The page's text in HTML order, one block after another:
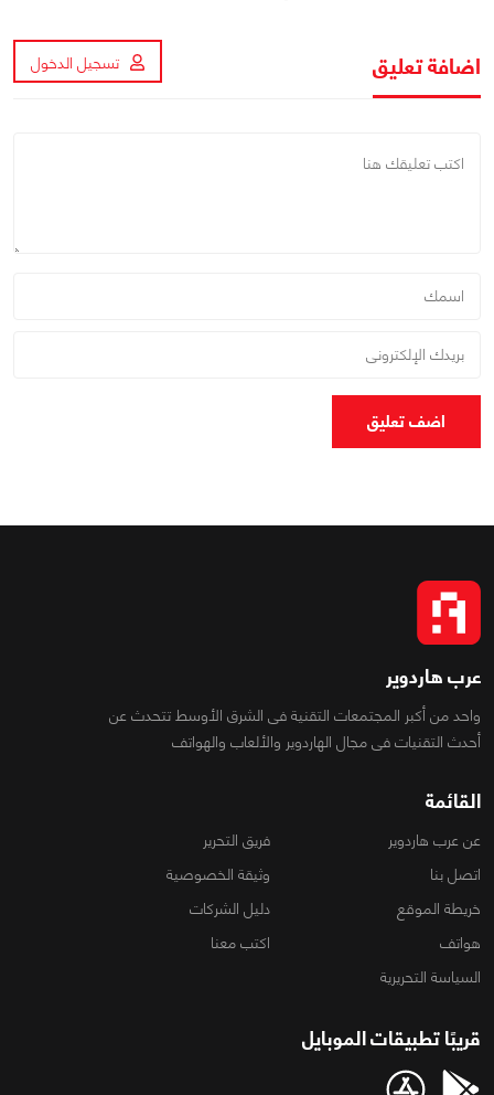
اضافة تعليق تسجيل الدخول
اضف تعليق
عرب هاردوير
واحد من أكبر المجتمعات التقنية فى الشرق الأوسط تتحدث عن
أحدث التقنيات فى مجال الهاردوير والألعاب والهواتف
القائمة
عن عرب هاردوير
فريق التحرير
اتصل بنا
وثيقة الخصوصية
خريطة الموقع
دليل الشركات
هواتف
اكتب معنا
السياسة التحريرية
قريبًا تطبيقات الموبايل